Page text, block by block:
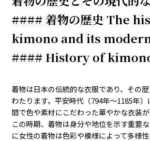
#### 着物の歴史 The
kimono and its
#### History of
着物は日本の伝統的な衣服であり、その
わたります。平安時代（794年～1185年）
間で色や素材にこだわった華やかな衣装が
この時期、着物は身分や地位を示す重要
に女性の着物は色彩や模様によって多様